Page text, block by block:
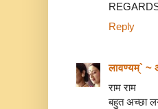
Reply
लावण्यम्` ~
राम राम
बहुत अच्छा